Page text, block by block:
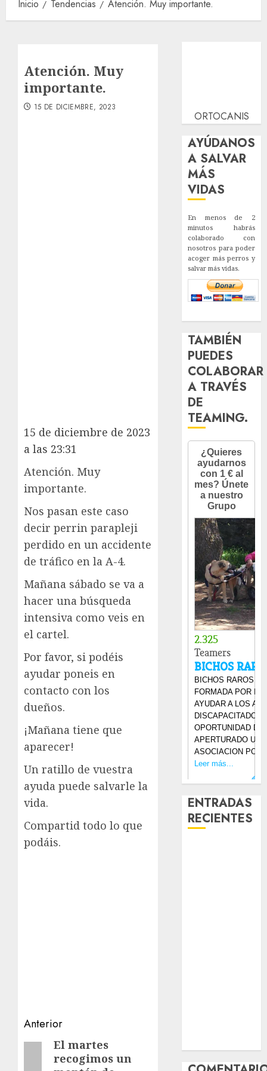
Inicio Tendencias Atención. Muy importante.
Atención. Muy
importante.
15 DE DICIEMBRE, 2023
15 de diciembre de 2023
a las 23:31
Atención. Muy
importante.
Nos pasan este caso
decir perrin parapleji
perdido en un accidente
de tráfico en la A-4.
Mañana sábado se va a
hacer una búsqueda
intensiva como veis en
el cartel.
Por favor, si podéis
ayudar poneis en
contacto con los
dueños.
¡Mañana tiene que
aparecer!
Un ratillo de vuestra
ayuda puede salvarle la
vida.
Compartid todo lo que
podáis.
Navegación
de
Anterior
Entrada
anterior:
El martes
recogimos un
ORTOCANIS
AYÚDANOS
A SALVAR
MÁS
VIDAS
En menos de 2
minutos habrás
colaborado con
nosotros para poder
acoger más perros y
salvar más vidas.
TAMBIÉN
PUEDES
COLABORAR
A TRAVÉS
DE
TEAMING.
ENTRADAS
RECIENTES